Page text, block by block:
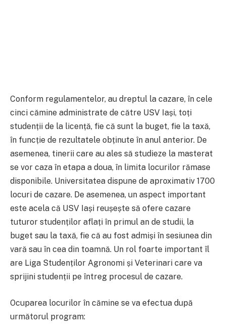
Conform regulamentelor, au dreptul la cazare, în cele
cinci cămine administrate de către USV Iași, toți
studenții de la licență, fie că sunt la buget, fie la taxă,
în funcție de rezultatele obținute în anul anterior. De
asemenea, tinerii care au ales să studieze la masterat
se vor caza în etapa a doua, în limita locurilor rămase
disponibile. Universitatea dispune de aproximativ 1700
locuri de cazare. De asemenea, un aspect important
este acela că USV Iași reușește să ofere cazare
tuturor studenților aflați în primul an de studii, la
buget sau la taxă, fie că au fost admiși în sesiunea din
vară sau în cea din toamnă. Un rol foarte important îl
are Liga Studenților Agronomi și Veterinari care va
sprijini studenții pe întreg procesul de cazare.
Ocuparea locurilor în cămine se va efectua după
următorul program: